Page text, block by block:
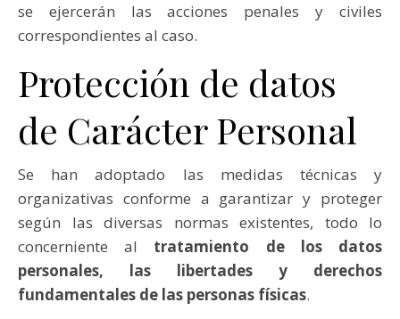
se ejercerán las acciones penales y civiles
correspondientes al caso.
Protección de datos
de Carácter Personal
Se han adoptado las medidas técnicas y
organizativas conforme a garantizar y proteger
según las diversas normas existentes, todo lo
concerniente al tratamiento de los datos
personales, las libertades y derechos
fundamentales de las personas físicas.